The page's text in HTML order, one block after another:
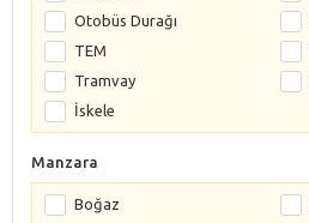
Otobüs Durağı
TEM
Tramvay
İskele
Manzara
Boğaz